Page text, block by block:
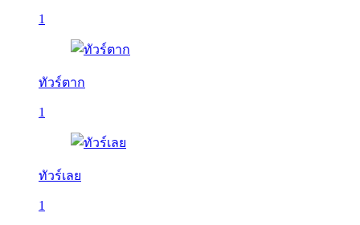
1
ทัวร์ตาก
1
ทัวร์เลย
1